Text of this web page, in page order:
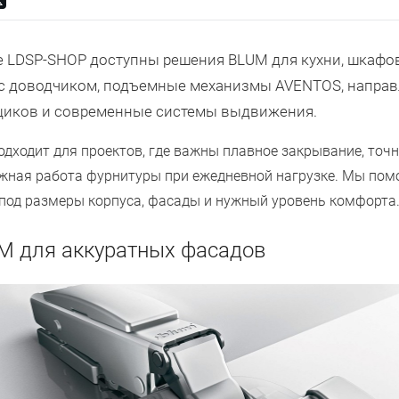
LDSP-SHOP доступны решения BLUM для кухни,
доводчиком, подъемные механизмы AVENTOS,
и современные системы выдвижения.
для проектов, где важны плавное закрывание,
работа фурнитуры при ежедневной нагрузке. Мы
размеры корпуса, фасады и нужный уровень комфорта.
для аккуратных фасадов